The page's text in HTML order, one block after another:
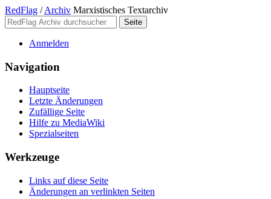
RedFlag / Archiv Marxistisches Textarchiv
Anmelden
Navigation
Hauptseite
Letzte Änderungen
Zufällige Seite
Hilfe zu MediaWiki
Spezialseiten
Werkzeuge
Links auf diese Seite
Änderungen an verlinkten Seiten